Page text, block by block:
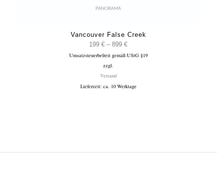
Vancouver False Creek
199€ –899€Preisspanne:
199 €
Umsatzsteuerbefreit gemäß UStG §19
zzgl.
Versand
Lieferzeit: ca. 10 Werktage